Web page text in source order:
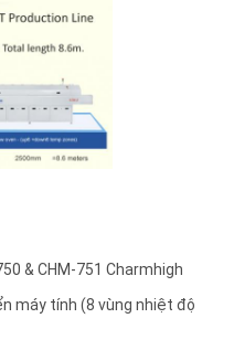
& CHM-751 Charmhigh
máy tính (8 vùng nhiệt độ